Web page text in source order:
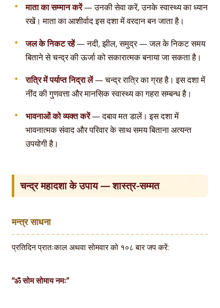
माता का सम्मान करें— उनकी सेवा करें, उनके स्वास्थ्य का ध्यान
रखें। माता का आशीर्वाद इस दशा में वरदान बन जाता है।
जल के निकट रहें— नदी, झील, समुद्र — जल के निकट समय
बिताने से चन्द्र की ऊर्जा को सकारात्मक बनाया जा सकता है।
रात्रि में पर्याप्त निद्रा लें— चन्द्र रात्रि का ग्रह है। इस दशा में
नींद की गुणवत्ता और मानसिक स्वास्थ्य का गहरा सम्बन्ध है।
भावनाओं को व्यक्त करें— दबाव मत डालें। इस दशा में
भावनात्मक संवाद और परिवार के साथ समय बिताना अत्यन्त
उपयोगी है।
चन्द्र महादशा के उपाय — शास्त्र-सम्मत
मन्त्र साधना
प्रतिदिन प्रातःकाल अथवा सोमवार को १०८ बार जप करें:
“ॐ सोम सोमाय नमः”